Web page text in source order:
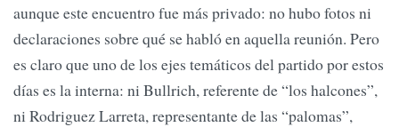
aunque este encuentro fue más privado: no hubo fotos ni
declaraciones sobre qué se habló en aquella reunión. Pero
es claro que uno de los ejes temáticos del partido por estos
días es la interna: ni Bullrich, referente de “los halcones”,
ni Rodriguez Larreta, representante de las “palomas”,